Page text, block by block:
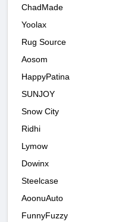
ChadMade
Yoolax
Rug Source
Aosom
HappyPatina
SUNJOY
Snow City
Ridhi
Lymow
Dowinx
Steelcase
AoonuAuto
FunnyFuzzy